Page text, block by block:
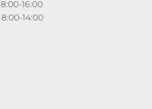
16:00
14:00